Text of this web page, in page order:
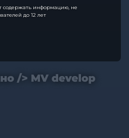
содержать информацию, не
до 12 лет